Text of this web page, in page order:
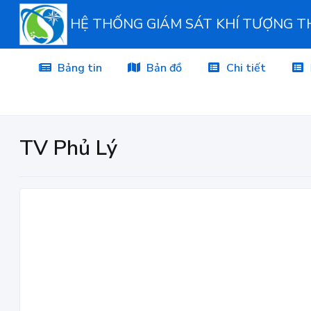
HỆ THỐNG GIÁM SÁT KHÍ TƯỢNG
Bảng tin Bản đồ Chi tiết
TV Phủ Lý